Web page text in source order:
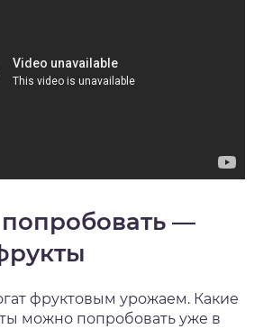
—
фруктовым урожаем. Какие
можно попробовать уже в